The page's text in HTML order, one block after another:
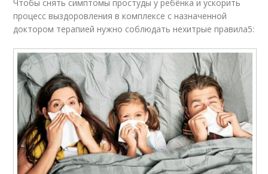
Чтобы снять симптомы простуды у ребёнка и ускорить
процесс выздоровления в комплексе с назначенной
доктором терапией нужно соблюдать нехитрые правила5: